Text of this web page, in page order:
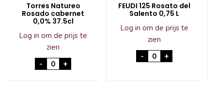
Torres Natureo
Rosado cabernet
0,0% 37.5cl
Log in om de prijs te
zien
- Torres Natureo Rosado cabernet 0,0% 37.5cl
+
FEUDI 125 Rosato del
Salento 0,75 L
Log in om de prijs te
zien
- FEUDI 125
+